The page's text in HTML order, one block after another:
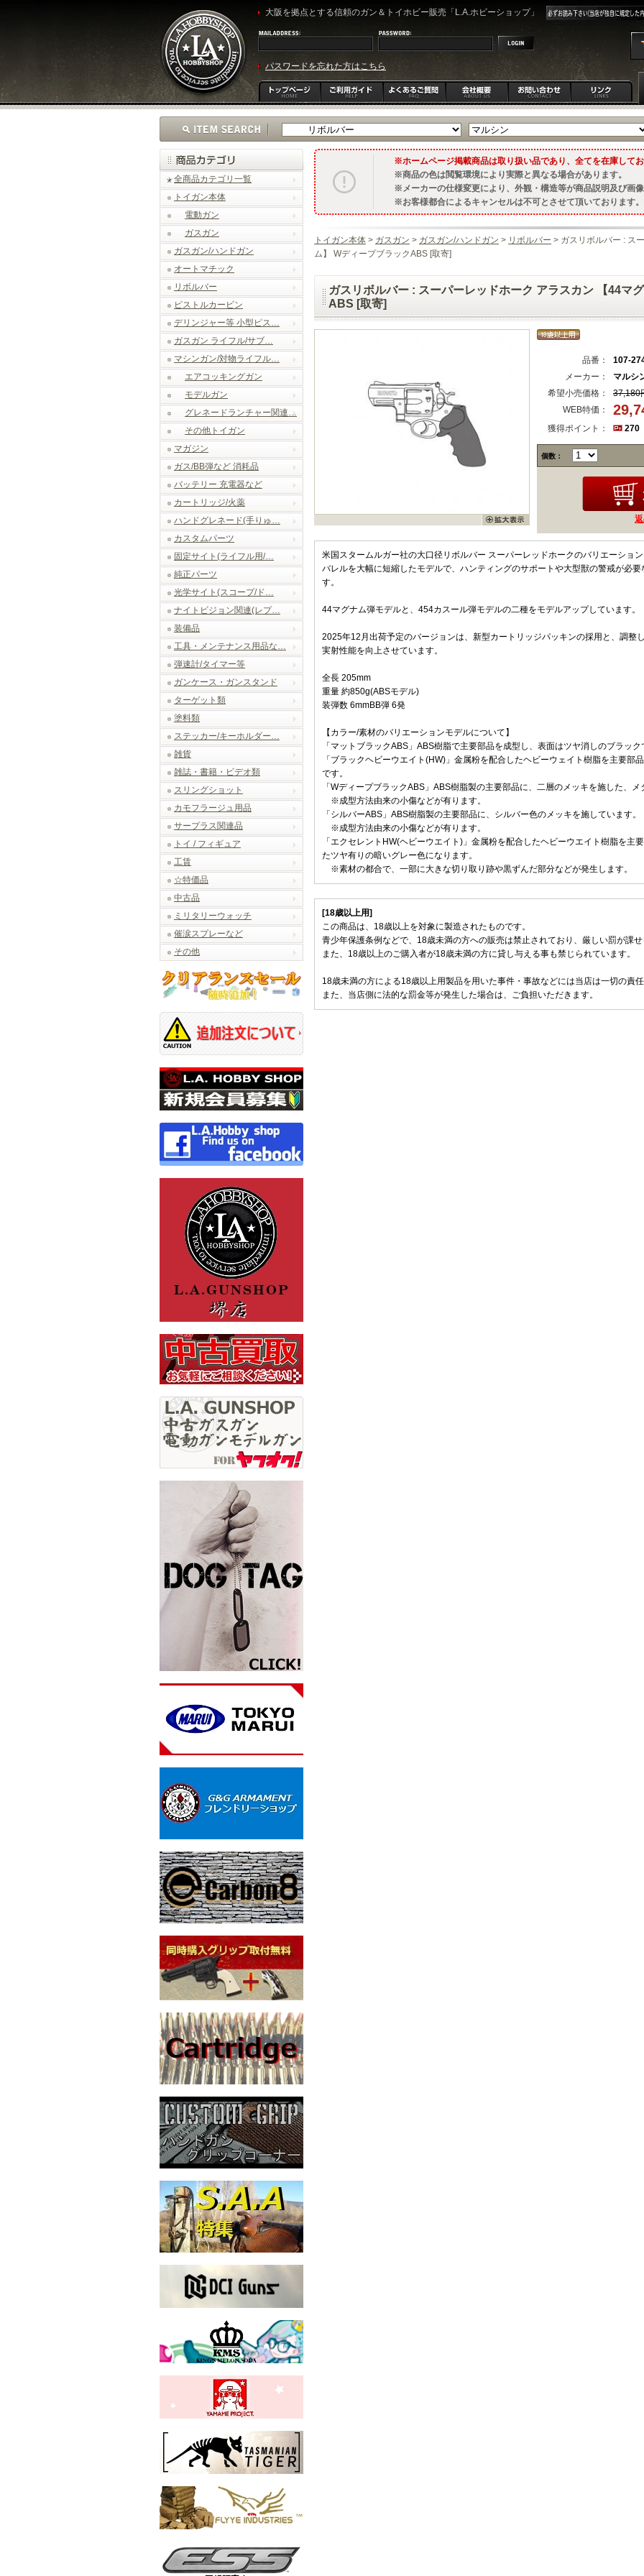
大阪を拠点とする信頼のガン＆トイホビー販売「L.A.ホビーショップ」
パスワードを忘れた方はこちら
全商品カテゴリ一覧
トイガン本体
電動ガン
ガスガン
ガスガン/ハンドガン
オートマチック
リボルバー
ピストルカービン
デリンジャー等 小型ピス…
ガスガン ライフル/サブ…
マシンガン/対物ライフル…
エアコッキングガン
モデルガン
グレネードランチャー関連…
その他トイガン
マガジン
ガス/BB弾など 消耗品
バッテリー 充電器など
カートリッジ/火薬
ハンドグレネード(手りゅ…
カスタムパーツ
固定サイト(ライフル用/…
純正パーツ
光学サイト(スコープ/ド…
ナイトビジョン関連(レプ…
装備品
工具・メンテナンス用品な…
弾速計/タイマー等
ガンケース・ガンスタンド
ターゲット類
塗料類
ステッカー/キーホルダー…
雑貨
雑誌・書籍・ビデオ類
スリングショット
カモフラージュ用品
サープラス関連品
トイ / フィギュア
工賃
☆特価品
中古品
ミリタリーウォッチ
催涙スプレーなど
その他
ホームページ掲載商品は取り扱い品であり、全てを在庫してお
商品の色は閲覧環境により実際と異なる場合があります。
メーカーの仕様変更により、外観・構造等が商品説明及び画
お客様都合によるキャンセルは不可とさせて頂いております。
トイガン本体 > ガスガン > ガスガン/ハンドガン > リボルバー > ガスリボルバー : ス
ム】 WディープブラックABS [取寄]
ガスリボルバー : スーパーレッドホーク アラスカン 【44マ
ABS [取寄]
品番：
107-
メーカー：
マルシ
希望小売価格：
37,180
WEB特価：
獲得ポイント：
270
個数：
米国スタームルガー社の大口径リボルバー スーパーレッドホークのバリエーション
バレルを大幅に短縮したモデルで、ハンティングのサポートや大型獣の警戒が必
す。
44マグナム弾モデルと、454カスール弾モデルの二種をモデルアップしています。
2025年12月出荷予定のバージョンは、新型カートリッジパッキンの採用と、調整
実射性能を向上させています。
全長 205mm
重量 約850g(ABSモデル)
装弾数 6mmBB弾 6発
【カラー/素材のバリエーションモデルについて】
「マットブラックABS」ABS樹脂で主要部品を成型し、表面はツヤ消しのブラック
「ブラックヘビーウエイト(HW)」金属粉を配合したヘビーウェイト樹脂を主要部
です。
「WディープブラックABS」ABS樹脂製の主要部品に、二層のメッキを施した、メ
※成型方法由来の小傷などが有ります。
「シルバーABS」ABS樹脂製の主要部品に、シルバー色のメッキを施しています。
※成型方法由来の小傷などが有ります。
「エクセレントHW(ヘビーウエイト)」金属粉を配合したヘビーウエイト樹脂を主
たツヤ有りの暗いグレー色になります。
※素材の都合で、一部に大きな切り取り跡や黒ずんだ部分などが発生します。
[18歳以上用]
この商品は、18歳以上を対象に製造されたものです。
青少年保護条例などで、18歳未満の方への販売は禁止されており、厳しい罰が課せ
また、18歳以上のご購入者が18歳未満の方に貸し与える事も禁じられています。
18歳未満の方による18歳以上用製品を用いた事件・事故などには当店は一切の責任
また、当店側に法的な罰金等が発生した場合は、ご負担いただきます。